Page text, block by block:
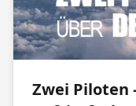
Zwei Piloten